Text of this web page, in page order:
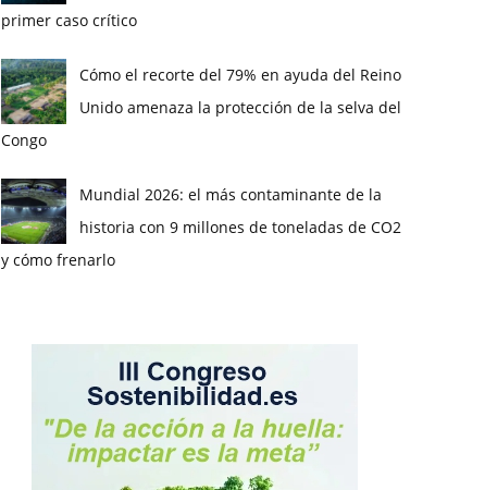
primer caso crítico
Cómo el recorte del 79% en ayuda del Reino
Unido amenaza la protección de la selva del
Congo
Mundial 2026: el más contaminante de la
historia con 9 millones de toneladas de CO2
y cómo frenarlo